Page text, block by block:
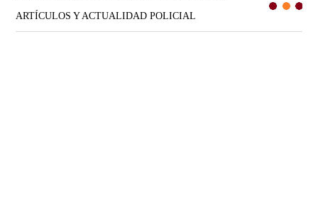
ARTÍCULOS Y ACTUALIDAD POLICIAL